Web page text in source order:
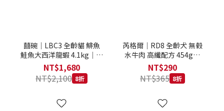
囍碗｜LBC3 全齡貓 鯡魚
鮭魚大西洋龍蝦 4.1kg｜加
拿大 Loveabowl 天然無穀
糧 4.1公斤 成貓 無穀貓飼
料
NT$1,680
NT$2,100 8折
芮格爾｜RD8 全齡犬 無榖
水牛肉 高纖配方 454g｜
REGAL 天然犬糧 狗飼料
NT$290
NT$365 8折